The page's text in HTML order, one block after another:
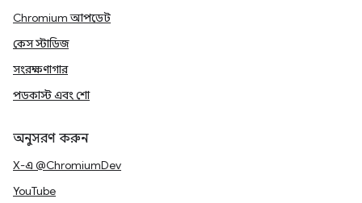
Chromium আপডেট
কেস স্টাডিজ
সংরক্ষণাগার
পডকাস্ট এবং শো
অনুসরণ করুন
X-এ @ChromiumDev
YouTube